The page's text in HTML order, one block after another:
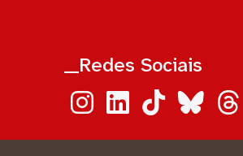
__Redes Sociais